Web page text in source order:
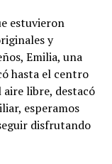
estuvieron
y
Emilia, una
hasta el centro
libre, destacó
esperamos
disfrutando